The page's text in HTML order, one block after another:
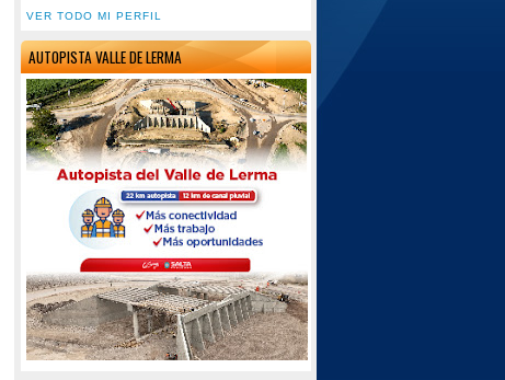
VER TODO MI PERFIL
AUTOPISTA VALLE DE LERMA